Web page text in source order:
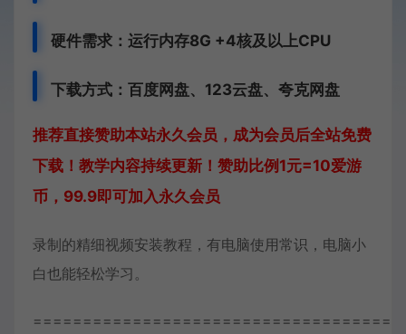
硬件需求：运行内存8G +4核及以上CPU
下载方式： 百度网盘、 123云盘、夸克网盘
推荐直接赞助本站永久会员，成为会员后全站免费
下载！教学内容持续更新！赞助比例1元=10爱游
币，99.9即可加入永久会员
录制的精细视频安装教程，有电脑使用常识，电脑小
白也能轻松学习。